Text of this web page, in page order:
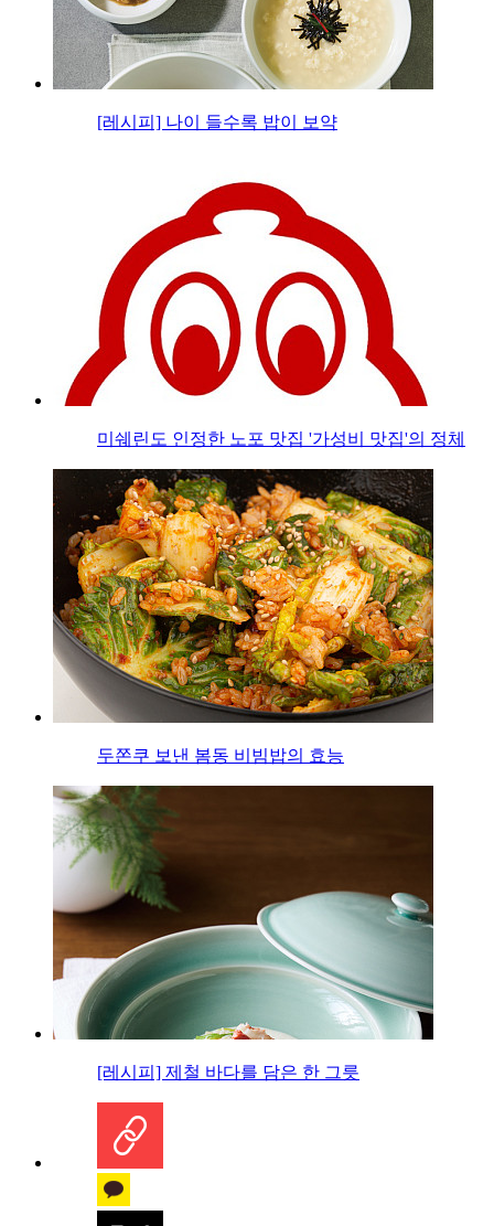
[레시피] 나이 들수록 밥이 보약
미쉐린도 인정한 노포 맛집 '가성비 맛집'의 정체
두쫀쿠 보낸 봄동 비빔밥의 효능
[레시피] 제철 바다를 담은 한 그릇